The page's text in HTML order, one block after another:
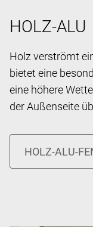
HOLZ-ALU
Holz verströmt
bietet eine
eine höhere
der Außenseite